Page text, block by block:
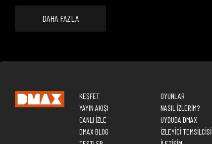
DAHA FAZLA
KEŞFET
YAYIN AKIŞI
CANLI İZLE
DMAX BLOG
OYUNLAR
NASIL İZLERİM?
UYDUDA DMAX
İZLEYİCİ TEMSİLCİSİ